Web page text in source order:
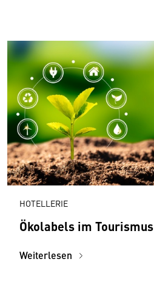
HOTELLERIE
Ökolabels im Tourismus
Weiterlesen